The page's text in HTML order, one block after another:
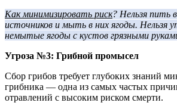
Как минимизировать риск? Нельзя пить
источников и мыть в них ягоды. Нельзя
немытые ягоды с кустов грязными
Угроза №3: Грибной промысел
Сбор грибов требует глубоких знаний
грибника — одна из самых частых
отравлений с высоким риском смерти.